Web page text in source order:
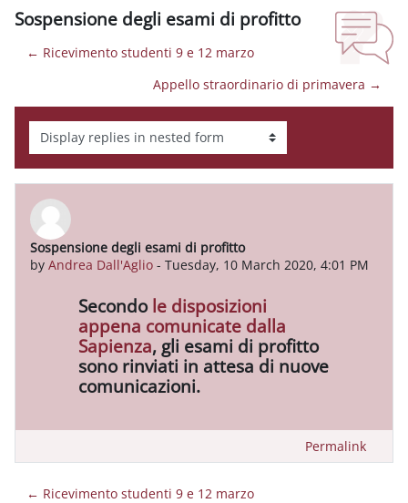
Sospensione degli esami di profitto
← Ricevimento studenti 9 e 12 marzo
Appello straordinario di primavera →
Display mode
Sospensione degli esami di profitto
by Andrea Dall'Aglio - Tuesday, 10 March 2020, 4:01 PM
Number of replies: 0
Secondole disposizioni
appena comunicate dalla
Sapienza, gli esami di profitto
sono rinviati in attesa di nuove
comunicazioni.
Permalink
← Ricevimento studenti 9 e 12 marzo